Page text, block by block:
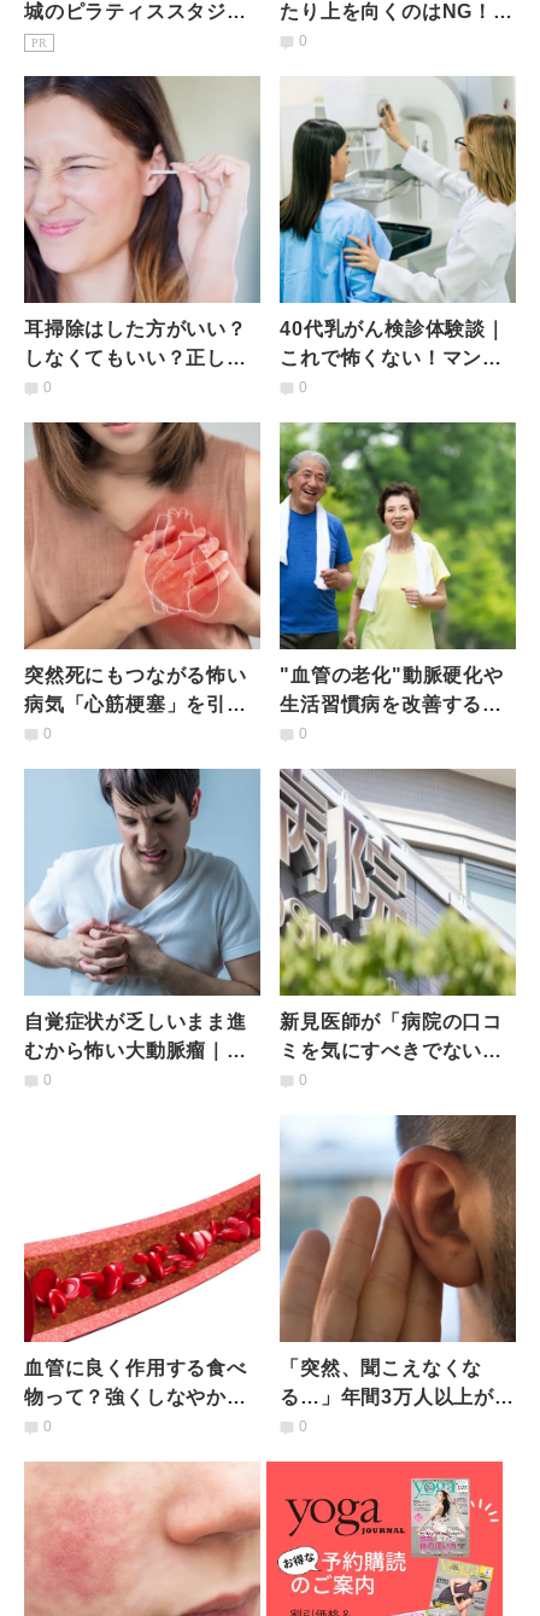
城のピラティススタジオ7
選｜初心者・女性専用を
PR
たり上を向くのはNG！医
師が解説する、正しい鼻
0
耳掃除はした方がいい？
しなくてもいい？正しい
掃除の仕方とは｜医師が
0
40代乳がん検診体験談｜
これで怖くない！マンモ
グラフィを受ける時、待
0
突然死にもつながる怖い
病気「心筋梗塞」を引き
起こす生活とは？防ぐた
0
"血管の老化"動脈硬化や
生活習慣病を改善する運
動の内容やポイントは？
0
自覚症状が乏しいまま進
むから怖い大動脈瘤｜何
が原因？大動脈瘤を引き
0
新見医師が「病院の口コ
ミを気にすべきでない」
と考える理由｜「自分に
いい？
0
血管に良く作用する食べ
物って？強くしなやかな
血管のために取り入れた
0
「突然、聞こえなくな
る…」年間3万人以上が治
療している突発性難聴と
0